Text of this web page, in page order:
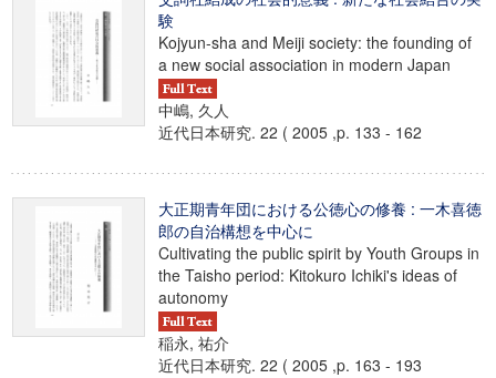
験
Kojyun-sha and Meiji society: the founding of
a new social association in modern Japan
中嶋, 久人
近代日本研究. 22 ( 2005 ,p. 133 - 162
大正期青年団における公徳心の修養 : 一木喜徳
郎の自治構想を中心に
Cultivating the public spirit by Youth Groups in
the Taisho period: Kitokuro Ichiki's ideas of
autonomy
稲永, 祐介
近代日本研究. 22 ( 2005 ,p. 163 - 193